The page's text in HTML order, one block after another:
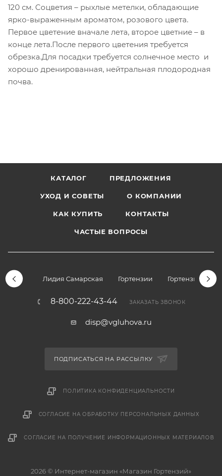
120 см. Соцветия – рыхлые метелки, обладающие
ярко-выраженным ароматом, розового цвета.
Первое цветение вначале лета, второе цветние – в
конце лета.После первого цветения требуется
обрезка.Для посадки требуется солнечное место и
хорошо дренированная, нейтральная плодородная
почва.
КАТАЛОГ ПРЕДЛОЖЕНИЯ
УХОД И СОВЕТЫ О КОМПАНИИ
КАК КУПИТЬ КОНТАКТЫ
ЧАСТЫЕ ВОПРОСЫ
Лидия Самарская Гортензии Гортензии
8-800-222-43-44 ЗАКАЗАТЬ ЗВОНОК
disp@vgluhova.ru
ПОДПИСАТЬСЯ НА РАССЫЛКУ
ПОЛИТИКА КОНФИДЕНЦИАЛЬНОСТИ
СОГЛАСИЕ НА ОБРАБОТКУ ПЕРСОНАЛЬНЫХ ДАННЫХ
СОГЛАСИЕ НА ПОЛУЧЕНИЕ ИНФОРМАЦИОННЫХ МАТЕРИАЛОВ
2026 © Интернет-магазин «Магазин Гортензий»